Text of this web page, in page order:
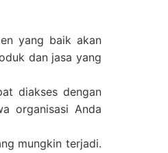
yang baik akan
dan jasa yang
diakses dengan
organisasi Anda
mungkin terjadi.